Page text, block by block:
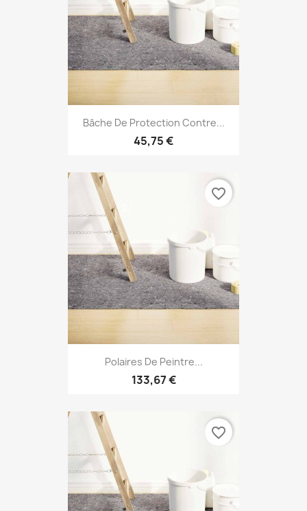
Bâche De Protection Contre...
45,75 €
Polaires De Peintre...
133,67 €
favorite_border
favorite_border